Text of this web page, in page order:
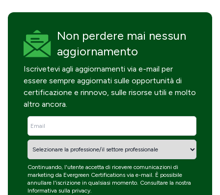
Non perdere mai nessun
aggiornamento
Iscrivetevi agli aggiornamenti via e-mail per
essere sempre aggiornati sulle opportunità di
certificazione e rinnovo, sulle risorse utili e molto
altro ancora.
Continuando, l'utente accetta di ricevere comunicazioni di
marketing da Evergreen Certifications via e-mail. È possibile
annullare l'iscrizione in qualsiasi momento. Consultare la nostra
Informativa sulla privacy.